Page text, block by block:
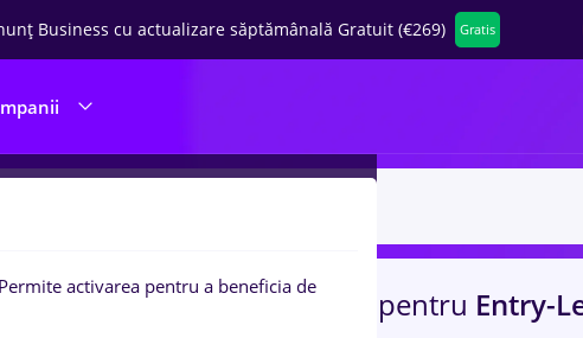
Business cu actualizare săptămânală Gratuit (€269) Gratis
de muncajobsinCraiova pentru Entry-
Permite activarea pentru a beneficia de